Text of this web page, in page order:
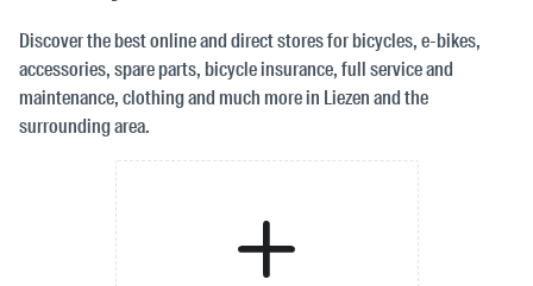
Discover the best online and direct stores for bicycles, e-bikes,
accessories, spare parts, bicycle insurance, full service and
maintenance, clothing and much more in Liezen and the
surrounding area.